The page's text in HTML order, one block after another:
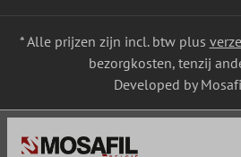
* Alle prijzen zijn incl. btw plus
bezorgkosten, tenzij
Developed by